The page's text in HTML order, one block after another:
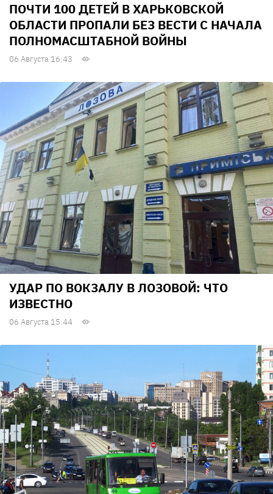
ПОЧТИ 100 ДЕТЕЙ В ХАРЬКОВСКОЙ
ОБЛАСТИ ПРОПАЛИ БЕЗ ВЕСТИ С НАЧАЛА
ПОЛНОМАСШТАБНОЙ ВОЙНЫ
06 Августа 16:43
УДАР ПО ВОКЗАЛУ В ЛОЗОВОЙ: ЧТО
ИЗВЕСТНО
06 Августа 15:44